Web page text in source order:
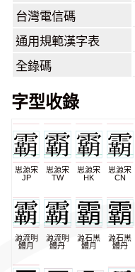
台灣電信碼
通用規範漢字表
全錄碼
字型收錄
思源宋
JP
思源宋
TW
思源宋
HK
思源宋
CN
源流明
體月
源流明
體丹
源石黑
體月
源石黑
體丹